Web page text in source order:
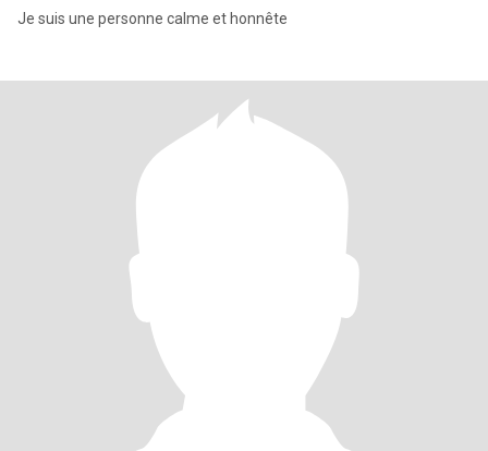
Je suis une personne calme et honnête